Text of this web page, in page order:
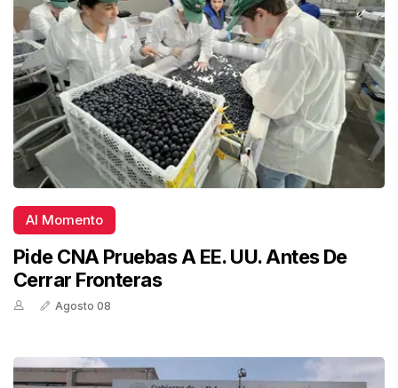
Al Momento
Pide CNA Pruebas A EE. UU. Antes De
Cerrar Fronteras
Agosto 08